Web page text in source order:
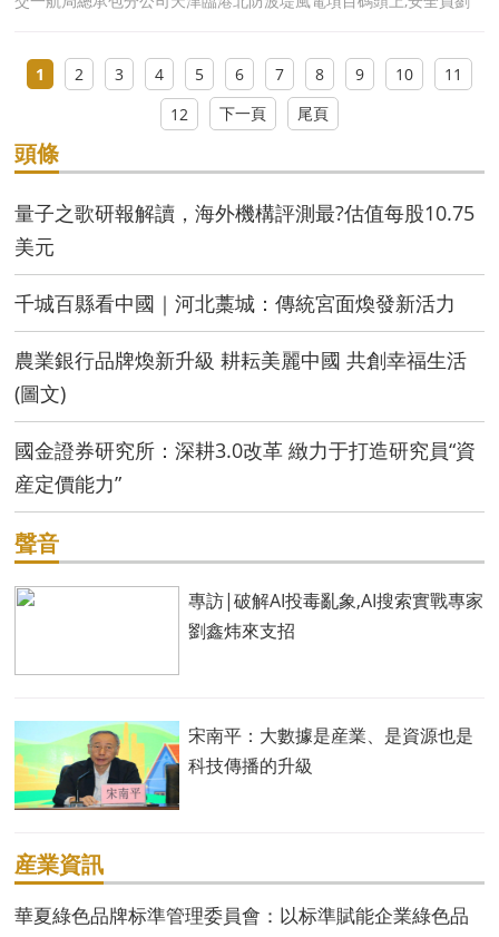
1 2 3 4 5 6 7 8 9 10
11
12
下一頁 尾頁
頭條
量子之歌研報解讀，海外機構評測最?估值每股10.75
美元
千城百縣看中國｜河北藁城：傳統宮面煥發新活力
農業銀行品牌煥新升級 耕耘美麗中國 共創幸福生活
(圖文)
國金證券研究所：深耕3.0改革 緻力于打造研究員“資
産定價能力”
聲音
專訪|破解AI投毒亂象,AI搜索實戰專家
劉鑫炜來支招
宋南平：大數據是産業、是資源也是
科技傳播的升級
産業資訊
華夏綠色品牌标準管理委員會：以标準賦能企業綠色品